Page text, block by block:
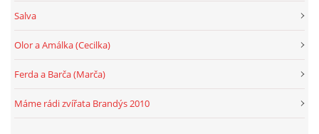
Salva
Olor a Amálka (Cecilka)
Ferda a Barča (Marča)
Máme rádi zvířata Brandýs 2010